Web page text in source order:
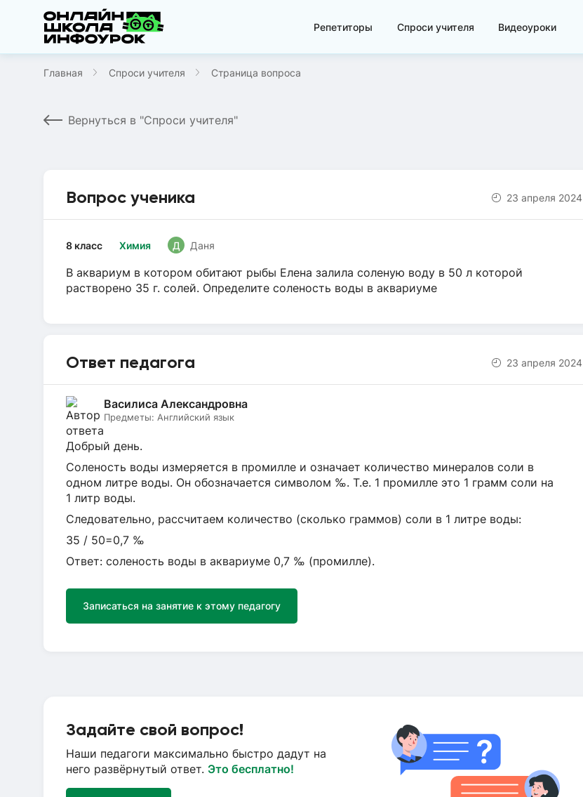
Репетиторы Спроси учителя Видеоуроки
Главная Спроси учителя Страница вопроса
Вернуться в "Спроси учителя"
Вопрос ученика 23 апреля 2024
Химия
8 класс Д Даня
В аквариум в котором обитают рыбы Елена залила соленую воду в 50 л которой
растворено 35 г. солей. Определите соленость воды в аквариуме
Ответ педагога 23 апреля 2024
Василиса Александровна
Предметы: Английский язык
Добрый день.
Соленость воды измеряется в промилле и означает количество минералов соли в
одном литре воды. Он обозначается символом ‰. Т.е. 1 промилле это 1 грамм соли на
1 литр воды.
Следовательно, рассчитаем количество (сколько граммов) соли в 1 литре воды:
35 / 50=0,7 ‰
Ответ: соленость воды в аквариуме 0,7 ‰ (промилле).
Записаться на занятие к этому педагогу
Задайте свой вопрос!
Наши педагоги максимально быстро дадут на
него развёрнутый ответ. Это бесплатно!